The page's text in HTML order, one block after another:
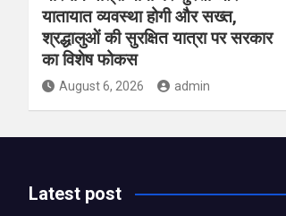
यातायात व्यवस्था होगी और सख्त,
श्रद्धालुओं की सुरक्षित यात्रा पर सरकार
का विशेष फोकस
August 6, 2026 admin
Latest post